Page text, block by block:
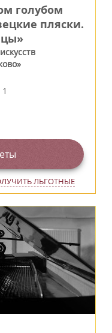
голубом
пляски.
ЛЬГОТНЫЕ